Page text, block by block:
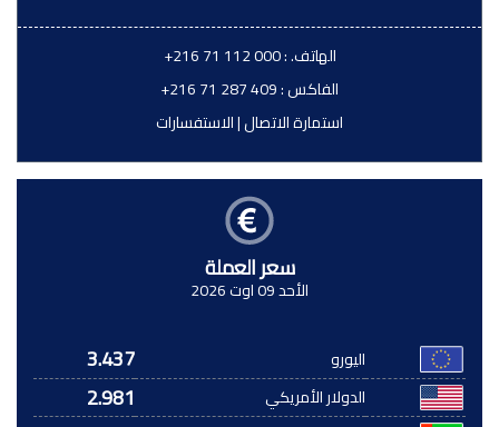
الهاتف. :+216 71 112 000
الفاكس :+216 71 287 409
استمارة الاتصال|الاستفسارات
سعر العملة
الأحد 09 اوت 2026
اليورو 3.437
الدولار الأمريكي 2.981